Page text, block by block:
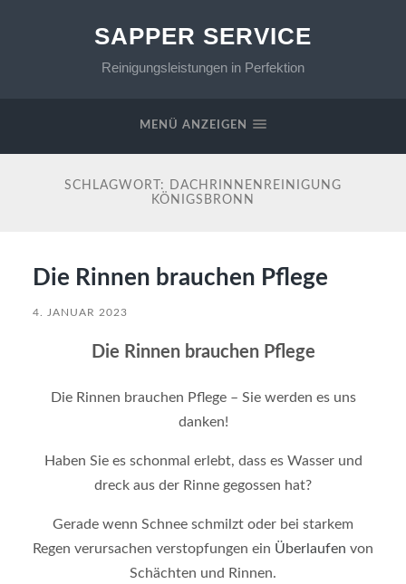
SAPPER SERVICE
Reinigungsleistungen in Perfektion
MENÜ ANZEIGEN
SCHLAGWORT:
DACHRINNENREINIGUNG
KÖNIGSBRONN
Die Rinnen brauchen Pflege
4. JANUAR 2023
Die Rinnen brauchen Pflege
Die Rinnen brauchen Pflege – Sie werden es uns
danken!
Haben Sie es schonmal erlebt, dass es Wasser und
dreck aus der Rinne gegossen hat?
Gerade wenn Schnee schmilzt oder bei starkem
Regen verursachen verstopfungen ein Überlaufen von
Schächten und Rinnen.